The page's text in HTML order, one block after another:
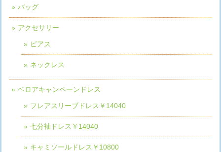
バッグ
アクセサリー
ピアス
ネックレス
ベロアキャンペーンドレス
フレアスリーブドレス￥14040
七分袖ドレス￥14040
キャミソールドレス￥10800